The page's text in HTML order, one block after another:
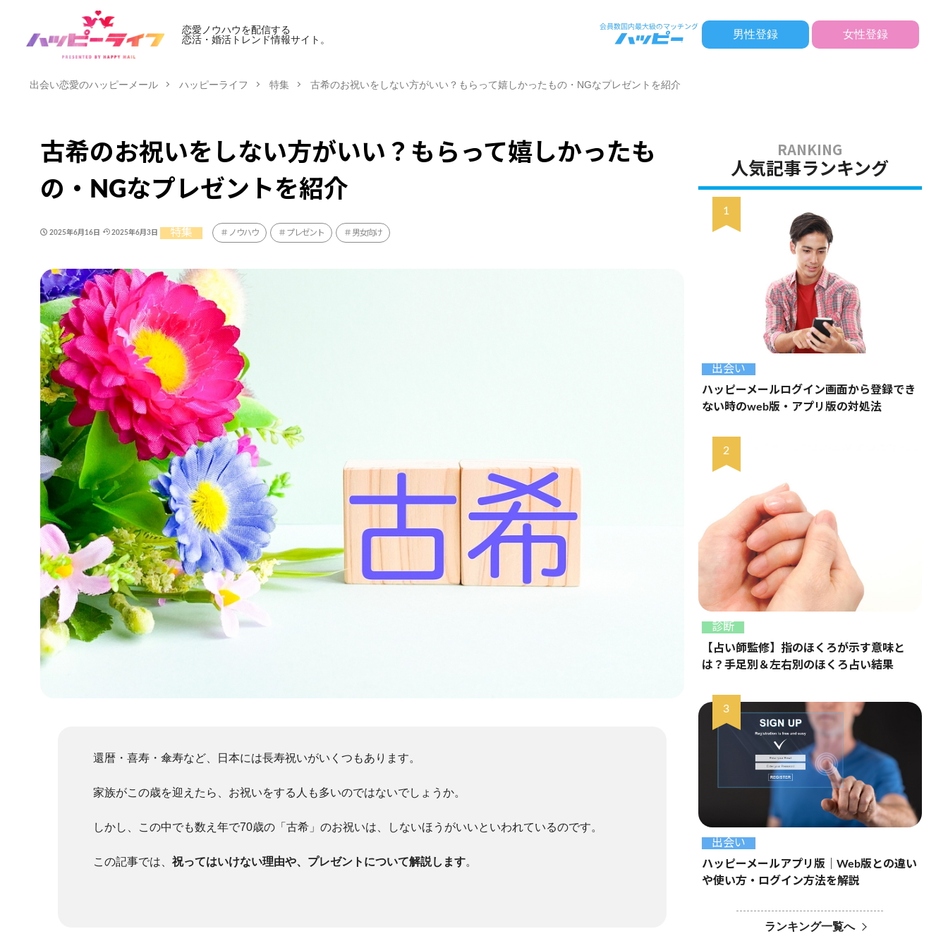
恋愛ノウハウを配信する
恋活・婚活トレンド情報サイト。
男性登録 女性登録
出会い恋愛のハッピーメール ハッピーライフ 特集 古希のお祝いをしない方がいい？もらって嬉しかったもの・NGなプレゼントを紹介
古希のお祝いをしない方がいい？もらって嬉しかったも
の・NGなプレゼントを紹介
2025年6月16日 2025年6月3日 特集 ノウハウ プレゼント 男女向け
還暦・喜寿・傘寿など、日本には長寿祝いがいくつもあります。
家族がこの歳を迎えたら、お祝いをする人も多いのではないでしょうか。
しかし、この中でも数え年で70歳の「古希」のお祝いは、しないほうがいいといわれているのです。
この記事では、 祝ってはいけない理由や、プレゼントについて解説します。
人気記事ランキング
出会い
ハッピーメールログイン画面から登録でき
ない時のweb版・アプリ版の対処法
診断
【占い師監修】指のほくろが示す意味と
は？手足別＆左右別のほくろ占い結果
出会い
ハッピーメールアプリ版｜Web版との違い
や使い方・ログイン方法を解説
ランキング一覧へ